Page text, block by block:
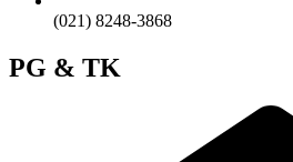
(021) 8248-3868
PG & TK